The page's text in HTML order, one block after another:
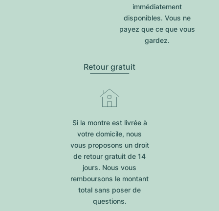
immédiatement
disponibles. Vous ne
payez que ce que vous
gardez.
Retour gratuit
Si la montre est livrée à
votre domicile, nous
vous proposons un droit
de retour gratuit de 14
jours. Nous vous
remboursons le montant
total sans poser de
questions.